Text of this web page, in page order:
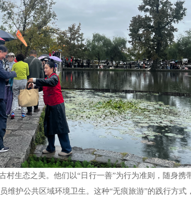
生态之美。他们以“日行一善”为行为准则，随身携
维护公共区域环境卫生。这种“无痕旅游”的践行方式